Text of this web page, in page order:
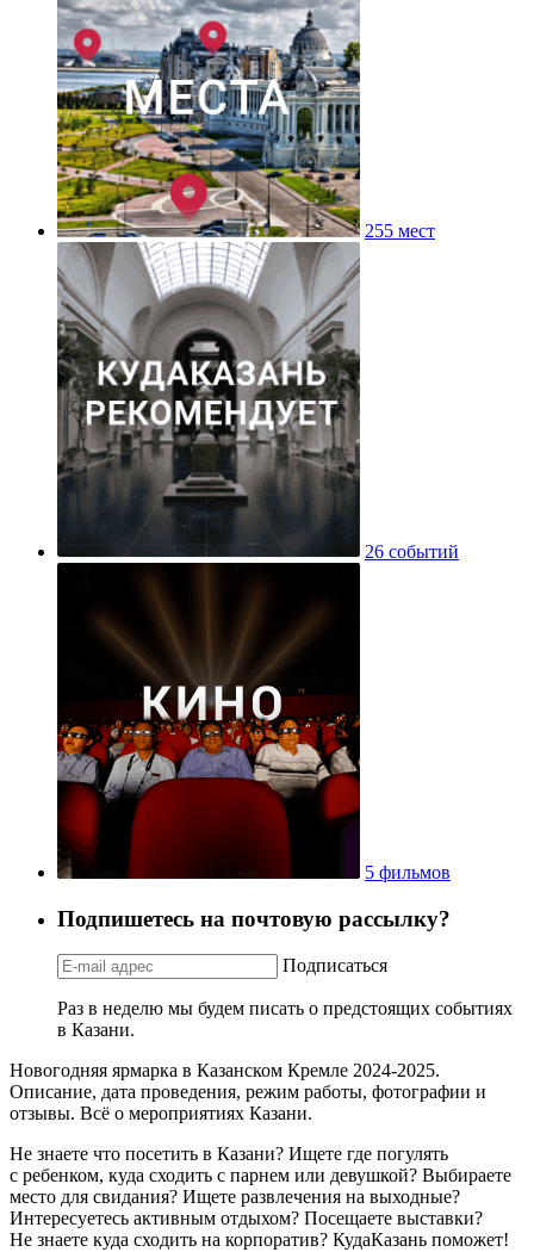
255 мест
26 событий
5 фильмов
Подпишетесь на почтовую рассылку?
Подписаться
Раз в неделю мы будем писать о предстоящих событиях
в Казани.
Новогодняя ярмарка в Казанском Кремле 2024-2025.
Описание, дата проведения, режим работы, фотографии и
отзывы. Всё о мероприятиях Казани.
Не знаете что посетить в Казани? Ищете где погулять
с ребенком, куда сходить с парнем или девушкой? Выбираете
место для свидания? Ищете развлечения на выходные?
Интересуетесь активным отдыхом? Посещаете выставки?
Не знаете куда сходить на корпоратив? КудаКазань поможет!